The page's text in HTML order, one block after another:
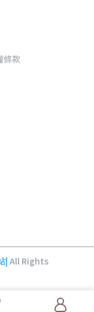
條款
| All Rights